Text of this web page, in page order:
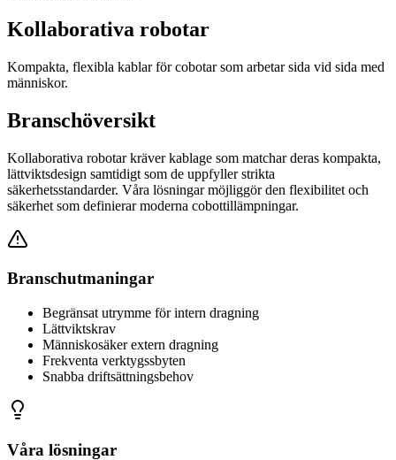
Kollaborativa robotar
Kompakta, flexibla kablar för cobotar som arbetar sida vid sida med
människor.
Branschöversikt
Kollaborativa robotar kräver kablage som matchar deras kompakta,
lättviktsdesign samtidigt som de uppfyller strikta
säkerhetsstandarder. Våra lösningar möjliggör den flexibilitet och
säkerhet som definierar moderna cobottillämpningar.
Branschutmaningar
Begränsat utrymme för intern dragning
Lättviktskrav
Människosäker extern dragning
Frekventa verktygssbyten
Snabba driftsättningsbehov
Våra lösningar